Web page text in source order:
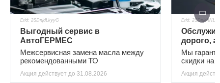
Erid: 2SDnjdLkyyG
Выгодный сервис в
АвтоГЕРМЕС
Межсервисная замена масла между
рекомендованными ТО
Акция действует до 31.08.2026
Erid: 2SDnjehNLo8
дорого,
Мы
скидки на
Акция